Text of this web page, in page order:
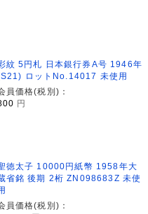
紋 5円札 日本銀行券A号 1946年
ロットNo.14017 未使用
員価格(税別)：
円
徳太子 10000円紙幣 1958年大
省銘 後期 2桁 ZN098683Z 未使
員価格(税別)：